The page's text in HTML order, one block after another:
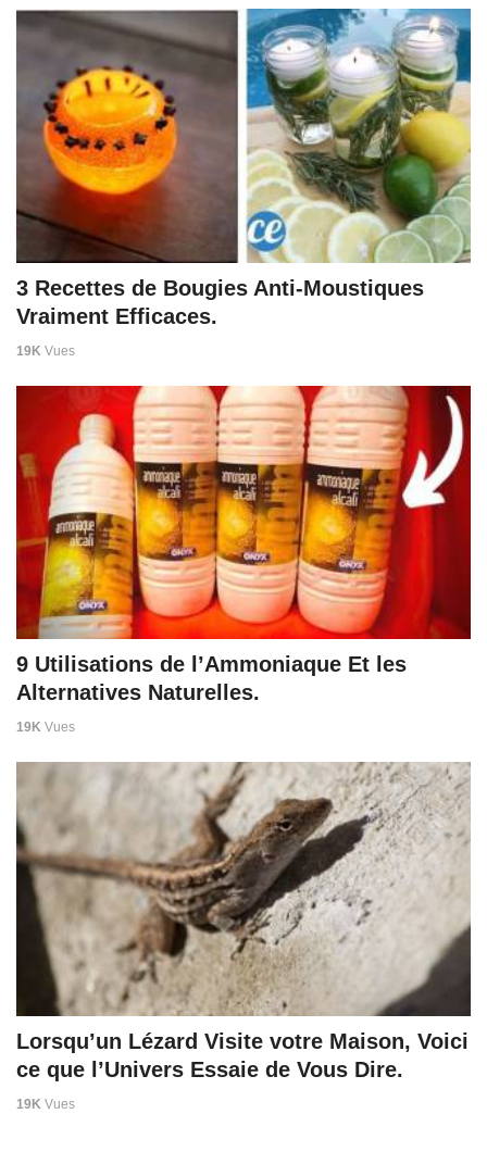
3 Recettes de Bougies Anti-Moustiques
Vraiment Efficaces.
19K Vues
9 Utilisations de l’Ammoniaque Et les
Alternatives Naturelles.
19K Vues
Lorsqu’un Lézard Visite votre Maison, Voici
ce que l’Univers Essaie de Vous Dire.
19K Vues